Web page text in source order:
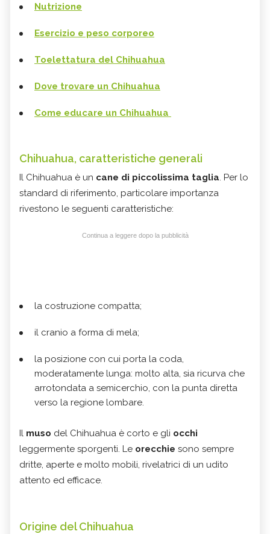
Nutrizione
Esercizio e peso corporeo
Toelettatura del Chihuahua
Dove trovare un Chihuahua
Come educare un Chihuahua
Chihuahua, caratteristiche generali
Il Chihuahua è un cane di piccolissima taglia. Per lo
standard di riferimento, particolare importanza
rivestono le seguenti caratteristiche:
Continua a leggere dopo la pubblicità
la costruzione compatta;
il cranio a forma di mela;
la posizione con cui porta la coda,
moderatamente lunga: molto alta, sia ricurva che
arrotondata a semicerchio, con la punta diretta
verso la regione lombare.
Il muso del Chihuahua è corto e gli occhi
leggermente sporgenti. Le orecchie sono sempre
dritte, aperte e molto mobili, rivelatrici di un udito
attento ed efficace.
Origine del Chihuahua